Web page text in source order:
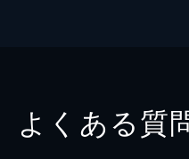
よくある質